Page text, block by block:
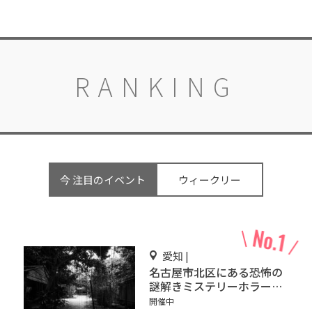
RANKING
今 注目のイベント ウィークリー
愛知 |
名古屋市北区にある恐怖の
謎解きミステリーホラー
「エモい家」あなたは行き
開催中